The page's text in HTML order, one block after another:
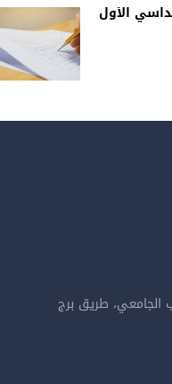
الأول
الجامعي، طريق برج